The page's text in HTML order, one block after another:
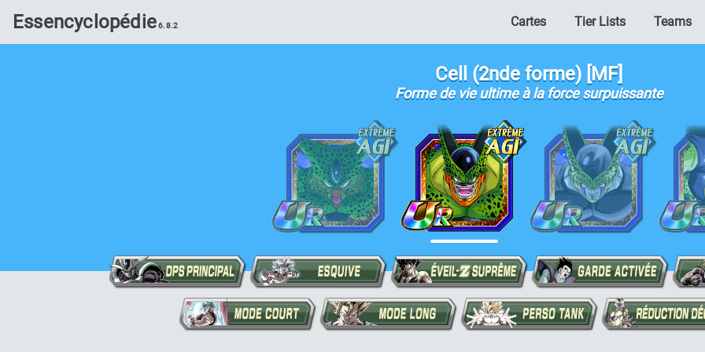
Essencyclopédie Cartes Tier Lists Teams
Cell (2nde forme) [MF]
Forme de vie ultime à la force surpuissante